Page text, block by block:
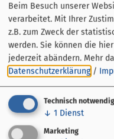
Streckenführung
Übersicht
Beim Besuch unserer
verarbeitet. Mit Ihrer
z.B. zum Zweck der
werden. Sie können die
jederzeit abändern. Mehr
Datenschutzerklärung /
Technisch
↓ 1 Dienst
Marketing